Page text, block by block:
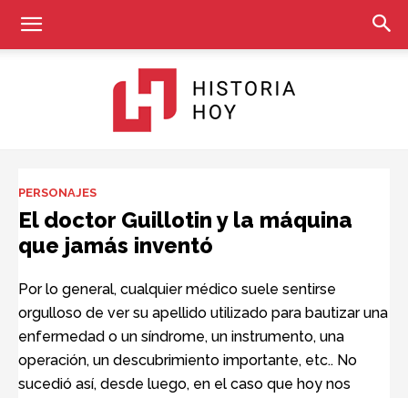
Hoy
PERSONAJES
El doctor Guillotin y la máquina
que jamás inventó
Por lo general, cualquier médico suele sentirse
orgulloso de ver su apellido utilizado para bautizar una
enfermedad o un síndrome, un instrumento, una
operación, un descubrimiento importante, etc.. No
sucedió así, desde luego, en el caso que hoy nos